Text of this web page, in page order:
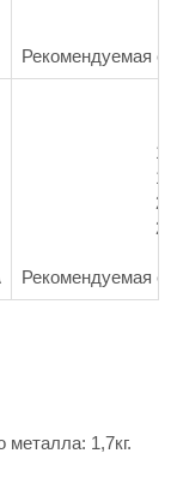
Рекомендуемая
Рекомендуемая
металла: 1,7кг.